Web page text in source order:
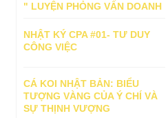
" LUYỆN PHỎNG VẤN DOANH
NHẬT KÝ CPA #01- TƯ DUY
CÔNG VIỆC
CÁ KOI NHẬT BẢN: BIỂU
TƯỢNG VÀNG CỦA Ý CHÍ VÀ
SỰ THỊNH VƯỢNG